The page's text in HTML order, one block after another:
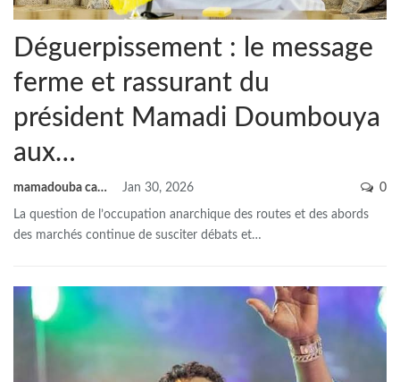
Déguerpissement : le message
ferme et rassurant du
président Mamadi Doumbouya
aux…
mamadouba camara Jan 30, 2026 0
La question de l’occupation anarchique des routes et des abords
des marchés continue de susciter débats et…